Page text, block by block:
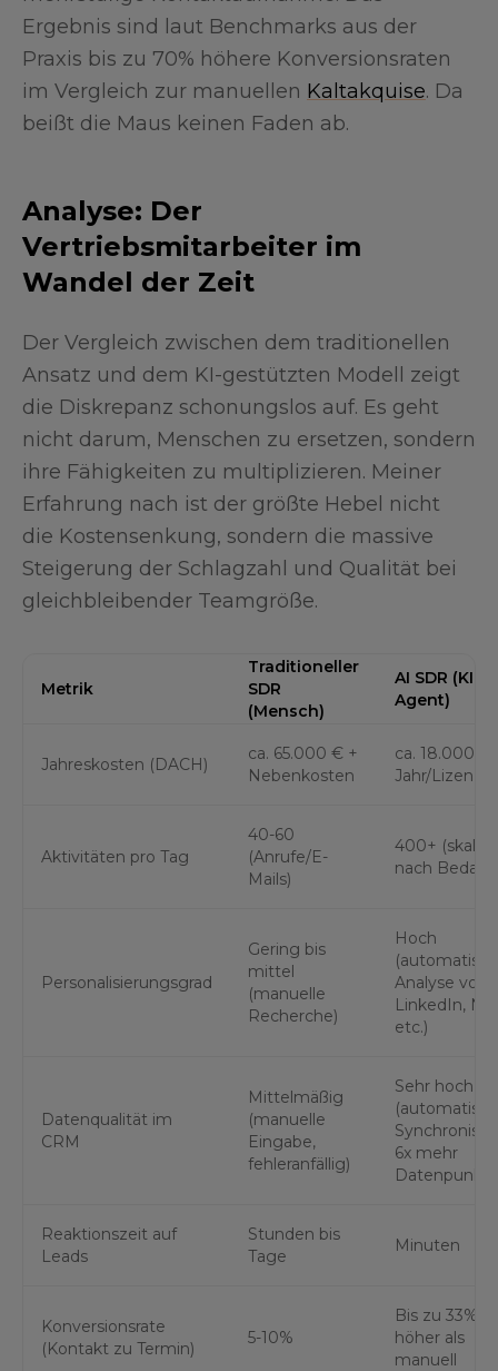
Ergebnis sind laut Benchmarks aus der
Praxis bis zu 70% höhere Konversionsraten
im Vergleich zur manuellen Kaltakquise. Da
beißt die Maus keinen Faden ab.
Analyse: Der
Vertriebsmitarbeiter im
Wandel der Zeit
Der Vergleich zwischen dem traditionellen
Ansatz und dem KI-gestützten Modell zeigt
die Diskrepanz schonungslos auf. Es geht
nicht darum, Menschen zu ersetzen, sondern
ihre Fähigkeiten zu multiplizieren. Meiner
Erfahrung nach ist der größte Hebel nicht
die Kostensenkung, sondern die massive
Steigerung der Schlagzahl und Qualität bei
gleichbleibender Teamgröße.
Metrik
Traditioneller
SDR
(Mensch)
AI SDR (KI-
Agent)
Jahreskosten (DACH)
ca. 65.000 € +
Nebenkosten
ca. 18.000 €
Jahr/Lizenz
Aktivitäten pro Tag
40-60
(Anrufe/E-
Mails)
400+
nach Bedarf)
Personalisierungsgrad
Gering bis
mittel
(manuelle
Recherche)
Hoch
Analyse von
LinkedIn,
etc.)
Datenqualität im
CRM
Mittelmäßig
(manuelle
Eingabe,
fehleranfällig)
Sehr hoch
6x mehr
Reaktionszeit auf
Leads
Stunden bis
Tage
Minuten
Konversionsrate
(Kontakt zu Termin)
5-10%
Bis zu 33%
höher als
manuell